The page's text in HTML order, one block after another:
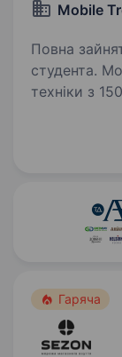
Mobile
Повна
студента. Mobile Trend — мережа магазинів
техніки з
Гаряча